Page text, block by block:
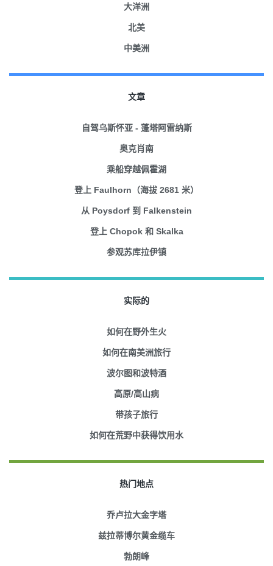
大洋洲
北美
中美洲
文章
自驾乌斯怀亚 - 蓬塔阿雷纳斯
奥克肖南
乘船穿越佩霍湖
登上 Faulhorn（海拔 2681 米）
从 Poysdorf 到 Falkenstein
登上 Chopok 和 Skalka
参观苏库拉伊镇
实际的
如何在野外生火
如何在南美洲旅行
波尔图和波特酒
高原/高山病
带孩子旅行
如何在荒野中获得饮用水
热门地点
乔卢拉大金字塔
兹拉蒂博尔黄金缆车
勃朗峰